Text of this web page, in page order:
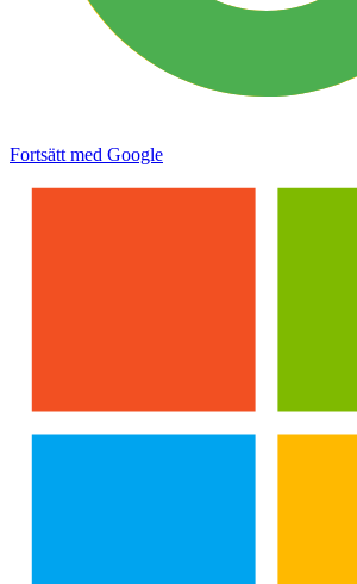
Fortsätt med Google